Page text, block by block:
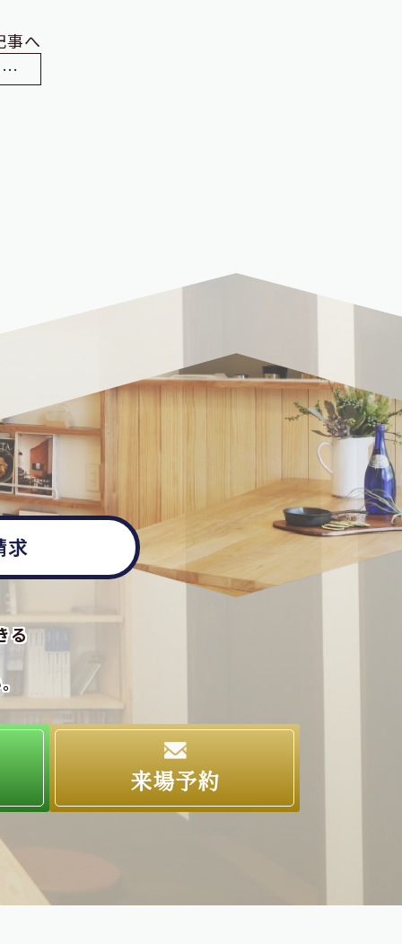
事へ
ドリームカップ / 打合せ風景 リノベーション完成見学会のご案内
求
る
来場予約